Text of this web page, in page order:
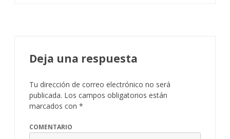
Deja una respuesta
Tu dirección de correo electrónico no será
publicada. Los campos obligatorios están
marcados con *
COMENTARIO